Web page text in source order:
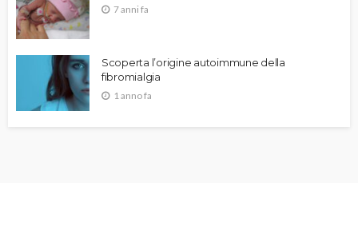
7 anni fa
Scoperta l’origine autoimmune della
fibromialgia
1 anno fa